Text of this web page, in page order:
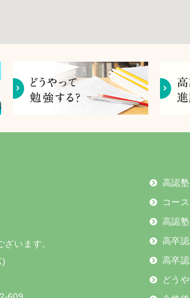
います。
高認
コー
高認
高卒
高卒
どう